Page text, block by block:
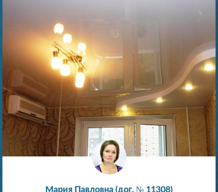
Мария Павловна (дог. № 11308)